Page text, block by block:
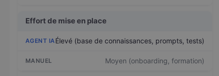
Effort de mise en place
Élevé (base de connaissances, prompts, tests)
Moyen (onboarding, formation)